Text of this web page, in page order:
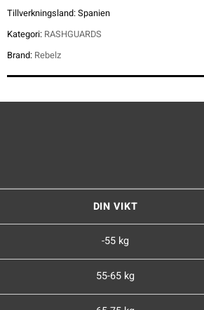
Tillverkningsland:Spanien
Kategori: RASHGUARDS
Brand: Rebelz
DIN VIKT
-55 kg
55-65 kg